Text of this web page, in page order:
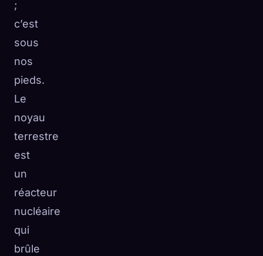
;
c’est
sous
nos
pieds.
Le
noyau
terrestre
est
un
réacteur
nucléaire
qui
brûle